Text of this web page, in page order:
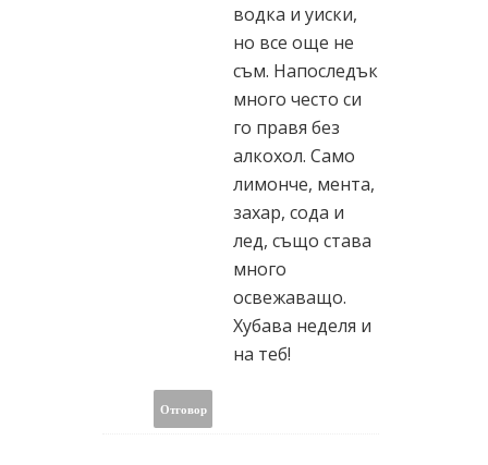
водка и уиски,
но все още не
съм. Напоследък
много често си
го правя без
алкохол. Само
лимонче, мента,
захар, сода и
лед, също става
много
освежаващо.
Хубава неделя и
на теб!
Отговор